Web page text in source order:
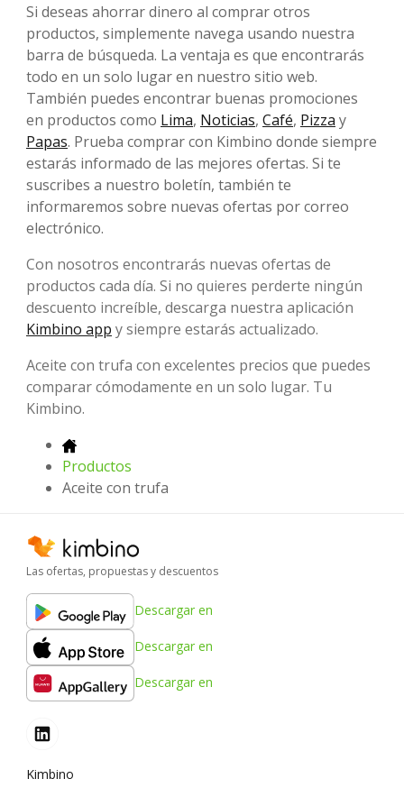
Si deseas ahorrar dinero al comprar otros
productos, simplemente navega usando nuestra
barra de búsqueda. La ventaja es que encontrarás
todo en un solo lugar en nuestro sitio web.
También puedes encontrar buenas promociones
en productos como Lima, Noticias, Café, Pizza y
Papas. Prueba comprar con Kimbino donde siempre
estarás informado de las mejores ofertas. Si te
suscribes a nuestro boletín, también te
informaremos sobre nuevas ofertas por correo
electrónico.
Con nosotros encontrarás nuevas ofertas de
productos cada día. Si no quieres perderte ningún
descuento increíble, descarga nuestra aplicación
Kimbino app y siempre estarás actualizado.
Aceite con trufa con excelentes precios que puedes
comparar cómodamente en un solo lugar. Tu
Kimbino.
Productos
Aceite con trufa
Las ofertas, propuestas y descuentos
Descargar en
Descargar en
Descargar en
Kimbino